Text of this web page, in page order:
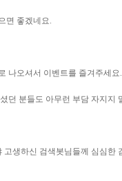
면 좋겠네요.
나오셔서 이벤트를 즐겨주세요.
던 분들도 아무런 부담 자지지
생하신 검색봇님들께 심심한